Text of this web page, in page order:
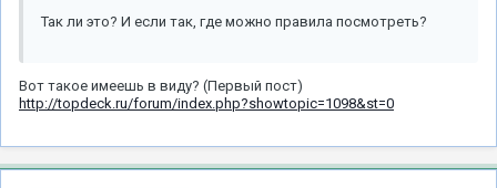
Так ли это? И если так, где можно правила посмотреть?
Вот такое имеешь в виду? (Первый пост)
http://topdeck.ru/forum/index.php?showtopic=1098&st=0